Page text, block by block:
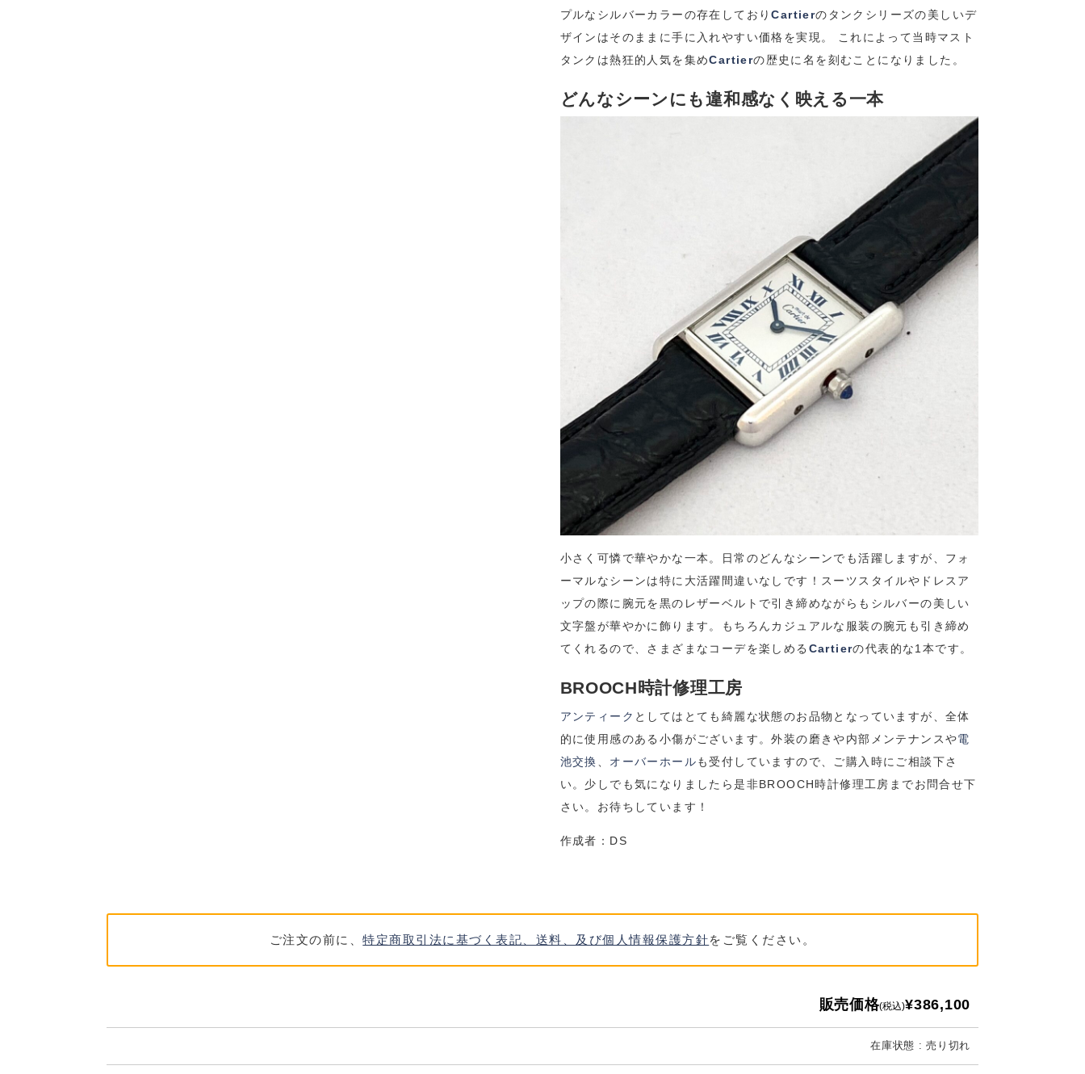
プルなシルバーカラーの存在しておりCartierのタンクシリーズの美しいデ
ザインはそのままに手に入れやすい価格を実現。 これによって当時マスト
タンクは熱狂的人気を集めCartierの歴史に名を刻むことになりました。
どんなシーンにも違和感なく映える一本
小さく可憐で華やかな一本。日常のどんなシーンでも活躍しますが、フォ
ーマルなシーンは特に大活躍間違いなしです！スーツスタイルやドレスア
ップの際に腕元を黒のレザーベルトで引き締めながらもシルバーの美しい
文字盤が華やかに飾ります。もちろんカジュアルな服装の腕元も引き締め
てくれるので、さまざまなコーデを楽しめる Cartierの代表的な1本です。
BROOCH時計修理工房
アンティーク としてはとても綺麗な状態のお品物となっていますが、全体
的に使用感のある小傷がございます。外装の磨きや内部メンテナンスや電
池交換
オーバーホールも受付していますので、ご購入時にご相談下さ
い。少しでも気になりましたら是非BROOCH時計修理工房までお問合せ下
さい。お待ちしています！
作成者：DS
ご注文の前に、特定商取引法に基づく表記、送料、及び個人情報保護方針をご覧ください。
販売価格(税込)¥386,100
在庫状態 : 売り切れ